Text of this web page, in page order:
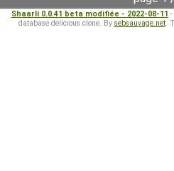
Shaarli 0.0.41 beta modifiée - 2022-08-11
database delicious clone. By sebsauvage.net.